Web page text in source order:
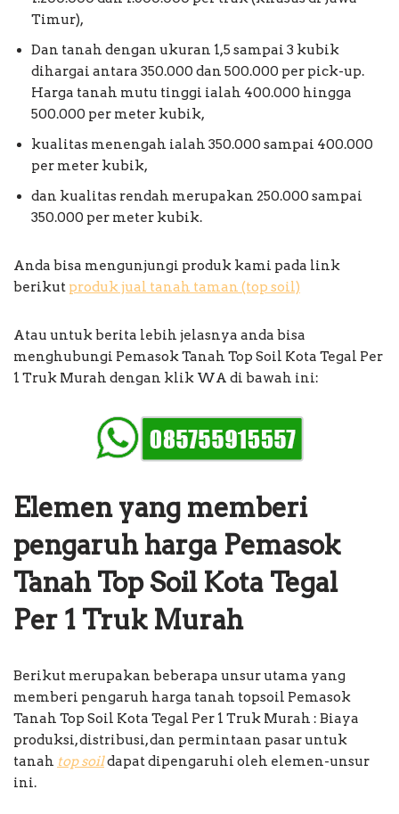
Timur),
Dan tanah dengan ukuran 1,5 sampai 3 kubik
dihargai antara 350.000 dan 500.000 per pick-up.
Harga tanah mutu tinggi ialah 400.000 hingga
500.000 per meter kubik,
kualitas menengah ialah 350.000 sampai 400.000
per meter kubik,
dan kualitas rendah merupakan 250.000 sampai
350.000 per meter kubik.
Anda bisa mengunjungi produk kami pada link
berikut produk jual tanah taman (top soil)
Atau untuk berita lebih jelasnya anda bisa
menghubungi Pemasok Tanah Top Soil Kota Tegal Per
1 Truk Murah dengan klik WA di bawah ini:
Elemen yang memberi
pengaruh harga Pemasok
Tanah Top Soil Kota Tegal
Per 1 Truk Murah
Berikut merupakan beberapa unsur utama yang
memberi pengaruh harga tanah topsoil Pemasok
Tanah Top Soil Kota Tegal Per 1 Truk Murah : Biaya
produksi, distribusi, dan permintaan pasar untuk
tanah top soildapat dipengaruhi oleh elemen-unsur
ini.